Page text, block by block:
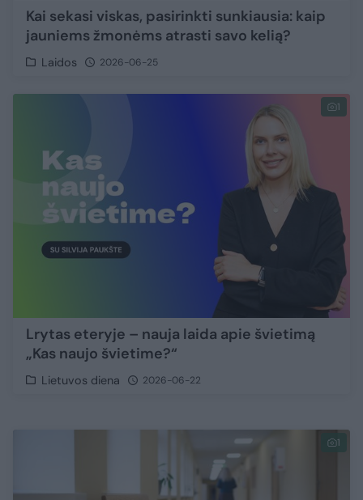
Kai sekasi viskas, pasirinkti sunkiausia: kaip
jauniems žmonėms atrasti savo kelią?
Laidos 2026-06-25
1
Lrytas eteryje – nauja laida apie švietimą
„Kas naujo švietime?“
Lietuvos diena 2026-06-22
1